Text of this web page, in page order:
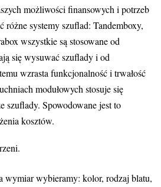
możliwości finansowych i potrzeb
różne systemy szuflad: Tandemboxy,
wszystkie są stosowane od
się wysuwać szuflady i od
wzrasta funkcjonalność i trwałość
modułowych stosuje się
szuflady. Spowodowane jest to
kosztów.
wymiar wybieramy: kolor, rodzaj blatu,